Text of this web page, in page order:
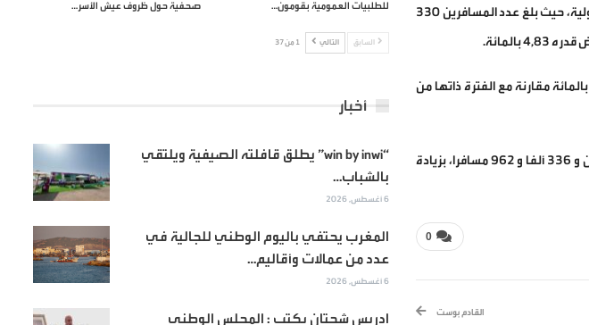
وتظهر معطيات توزيع حركة المسافرين بهذا المطار، عند متم أبريل الماضي على أساس سنوي، هيمنة الرحلات الدولية، حيث بلغ عدد المسافرين 330
وبخصوص حركة الطائرات بالمطار ذاته، فقد بلغت عند متم أبريل المنصرم، 2539 حركة؛ أي بارتفاع بنسبة 13,75 بالمائة مقارنة مع الفترة ذاتها من
وعلى الصعيد الوطني، سجلت مطارات المملكة، إلى غاية متم أبريل 2026، حركة نقل جوي تجاري بلغت 12 مليون و 336 ألفا و 962 مسافرا، بزيادة
0
القادم بوست
للطلبيات العمومية بقومون…
صحفية حول ظروف عيش الأسر…
السابق التالي 1 من 37
أخبار
“win by inwi” يطلق قافلته الصيفية ويلتقي
بالشباب…
6 أغسطس, 2026
المغرب يحتفي باليوم الوطني للجالية في
عدد من عمالات وأقاليم…
6 أغسطس, 2026
ادريس شحتان يكتب : المجلس الوطني